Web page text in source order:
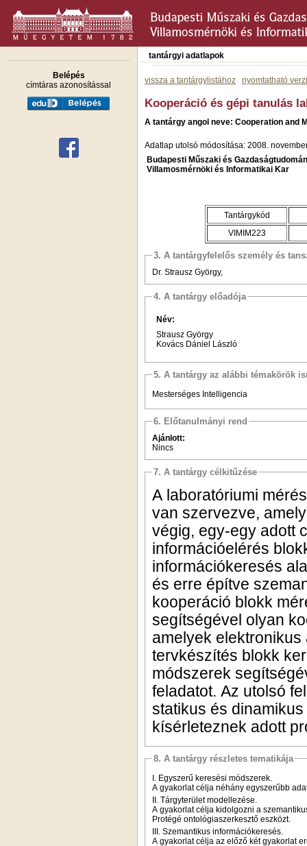
Belépés
címtáras azonosítással
tantárgyi adatlapok
vissza a tantárgylistához nyomtatható
Kooperáció és gépi tanulás
A tantárgy angol neve: Cooperation and
Adatlap utolsó módosítása: 2008.
Budapesti Műszaki és
Villamosmérnöki és Informatikai Kar
Tantárgykód
VIMIM223
3. A tantárgyfelelős személy és
Dr. Strausz György,
4. A tantárgy előadója
Név:
Strausz György
Kovács Dániel László
5. A tantárgy az alábbi témakörök
Mesterséges Intelligencia
6. Előtanulmányi rend
Ajánlott:
Nincs
7. A tantárgy célkitűzése
A laboratóriumi
van szervezve,
végig, egy-egy adott
információelérés
információkeresés
és erre építve
kooperáció blokk
segítségével olyan
amelyek
tervkészítés blokk
módszerek
feladatot. Az utolsó
statikus és
kísérleteznek adott
8. A tantárgy részletes tematikája
I. Egyszerű keresési módszerek.
A gyakorlat célja néhány egyszerűbb
II. Tárgyterület modellezése.
A gyakorlat célja kidolgozni a
Protégé ontológiaszerkesztő eszközt.
III. Szemantikus információkeresés.
A gyakorlat célja az előző két gyakorlat